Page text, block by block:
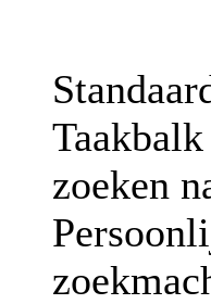
zoeken